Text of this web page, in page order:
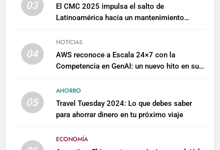
03
El CMC 2025 impulsa el salto de
Latinoamérica hacia un mantenimiento
04
NOTICIAS
AWS reconoce a Escala 24×7 con la
Competencia en GenAI: un nuevo hito en su
05
AHORRO
Travel Tuesday 2024: Lo que debes saber
para ahorrar dinero en tu próximo viaje
ECONOMÍA